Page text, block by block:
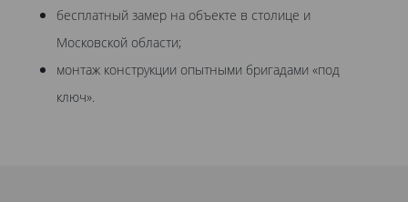
бесплатный замер на объекте в столице и
Московской области;
монтаж конструкции опытными бригадами «под
ключ».